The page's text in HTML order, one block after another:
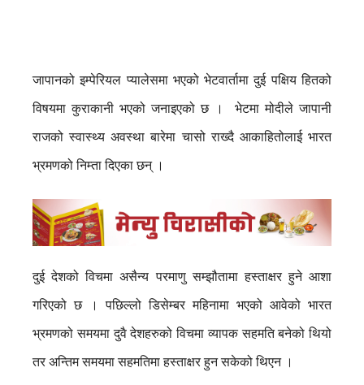
जापानको इम्पेरियल प्यालेसमा भएको भेटवार्तामा दुई पक्षिय हितको
विषयमा कुराकानी भएको जनाइएको छ । भेटमा मोदीले जापानी
राजको स्वास्थ्य अवस्था बारेमा चासो राख्दै आकाहितोलाई भारत
भ्रमणको निम्ता दिएका छन् ।
दुई देशको विचमा असैन्य परमाणु सम्झौतामा हस्ताक्षर हुने आशा
गरिएको छ । पछिल्लो डिसेम्बर महिनामा भएको आवेको भारत
भ्रमणको समयमा दुवै देशहरुको विचमा व्यापक सहमति बनेको थियो
तर अन्तिम समयमा सहमतिमा हस्ताक्षर हुन सकेको थिएन ।